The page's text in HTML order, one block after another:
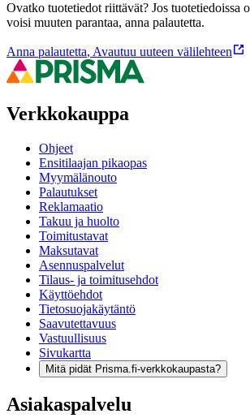
Ovatko tuotetiedot riittävät? Jos tuotetiedoissa
voisi muuten parantaa, anna palautetta.
Anna palautetta, Avautuu uuteen välilehteen
Verkkokauppa
Ohjeet
Ensitilaajan pikaopas
Myymälänouto
Palautukset
Reklamaatio
Takuu ja huolto
Toimitustavat
Maksutavat
Asennuspalvelut
Tilaus- ja toimitusehdot
Käyttöehdot
Tietosuojakäytäntö
Saavutettavuus
Vastuullisuus
Sivukartta
Mitä pidät Prisma.fi-verkkokaupasta?
Asiakaspalvelu